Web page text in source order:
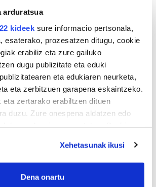
arduratsua
kideek sure informacio pertsonala,
esaterako, prozesatzen ditugu, cookie
erabiliz eta zure gailuko
dugu publizitate eta eduki
eta edukiaren neurketa,
eta zerbitzuen garapena eskaintzeko.
eta zertarako erabiltzen dituen
duzu. Zure onespena aldatzen edo
also like to:
about your geographical
Xehetasunak ikusi
Dena onartu